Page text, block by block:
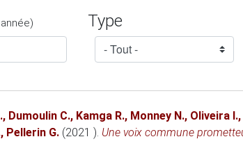
Type
, Dumoulin C., Kamga R., Monney N., Oliveira I.,
, Pellerin G. (2021 ). Une voix commune